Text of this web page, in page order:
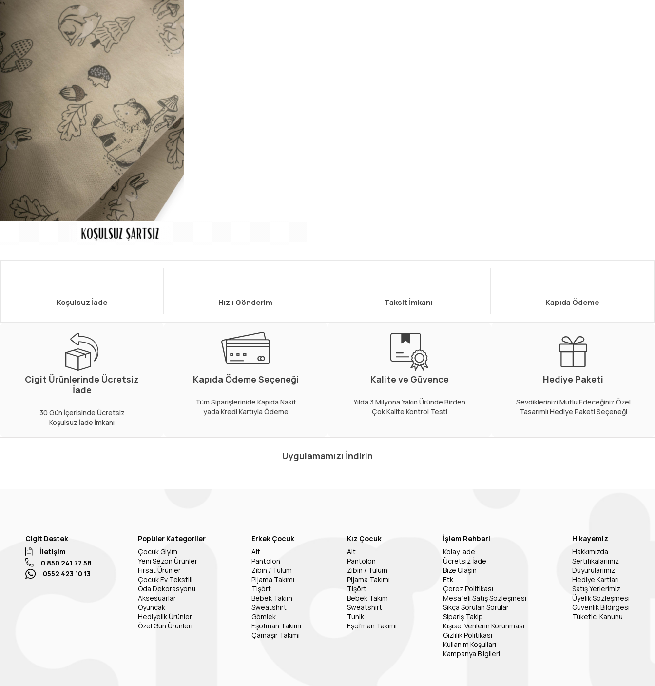
Koşulsuz İade Hızlı Gönderim Taksit İmkanı Kapıda Ödeme
Cigit Ürünlerinde Ücretsiz
İade
30 Gün İçerisinde Ücretsiz
Koşulsuz İade İmkanı
Kapıda Ödeme Seçeneği
Tüm Siparişlerinide Kapıda Nakit
yada Kredi Kartıyla Ödeme
Kalite ve Güvence
Yılda 3 Milyona Yakın Üründe Birden
Çok Kalite Kontrol Testi
Hediye Paketi
Sevdiklerinizi Mutlu Edeceğiniz Özel
Tasarımlı Hediye Paketi Seçeneği
Uygulamamızı İndirin
Cigit Destek
İletişim
0 850 241 77 58
0552 423 10 13
Popüler Kategoriler
Çocuk Giyim
Yeni Sezon Ürünler
Fırsat Ürünler
Çocuk Ev Tekstili
Oda Dekorasyonu
Aksesuarlar
Oyuncak
Hediyelik Ürünler
Özel Gün Ürünleri
Erkek Çocuk
Alt
Pantolon
Zıbın / Tulum
Pijama Takımı
Tişört
Bebek Takım
Sweatshirt
Gömlek
Eşofman Takımı
Çamaşır Takımı
Kız Çocuk
Alt
Pantolon
Zıbın / Tulum
Pijama Takımı
Tişört
Bebek Takım
Sweatshirt
Tunik
Eşofman Takımı
İşlem Rehberi
Kolay İade
Ücretsiz İade
Bize Ulaşın
Etk
Çerez Politikası
Mesafeli Satış Sözleşmesi
Sıkça Sorulan Sorular
Sipariş Takip
Kişisel Verilerin Korunması
Gizlilik Politikası
Kullanım Koşulları
Kampanya Bilgileri
Hikayemiz
Hakkımızda
Sertifikalarımız
Duyurularımız
Hediye Kartları
Satış Yerlerimiz
Üyelik Sözleşmesi
Güvenlik Bildirgesi
Tüketici Kanunu